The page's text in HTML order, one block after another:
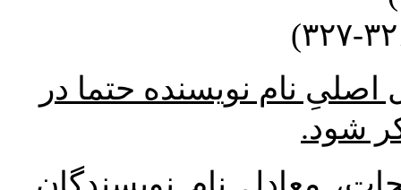
نام نویسنده حتما در
شود.